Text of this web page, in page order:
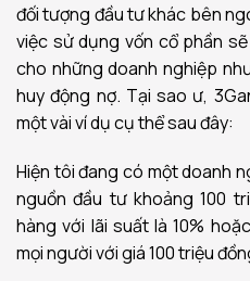
đối tượng đầu tư khác bên
việc sử dụng vốn cổ phần
cho những doanh nghiệp
huy động nợ. Tại sao ư,
một vài ví dụ cụ thể sau đây:
Hiện tôi đang có một doanh
nguồn đầu tư khoảng 100
hàng với lãi suất là 10%
mọi người với giá 100 triệu